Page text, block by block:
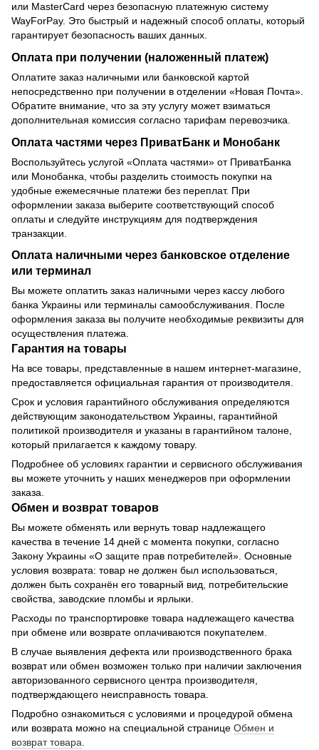
или MasterCard через безопасную платежную систему
WayForPay. Это быстрый и надежный способ оплаты, который
гарантирует безопасность ваших данных.
Оплата при получении (наложенный платеж)
Оплатите заказ наличными или банковской картой
непосредственно при получении в отделении «Новая Почта».
Обратите внимание, что за эту услугу может взиматься
дополнительная комиссия согласно тарифам перевозчика.
Оплата частями через ПриватБанк и Монобанк
Воспользуйтесь услугой «Оплата частями» от ПриватБанка
или Монобанка, чтобы разделить стоимость покупки на
удобные ежемесячные платежи без переплат. При
оформлении заказа выберите соответствующий способ
оплаты и следуйте инструкциям для подтверждения
транзакции.
Оплата наличными через банковское отделение
или терминал
Вы можете оплатить заказ наличными через кассу любого
банка Украины или терминалы самообслуживания. После
оформления заказа вы получите необходимые реквизиты для
осуществления платежа.
Гарантия на товары
На все товары, представленные в нашем интернет-магазине,
предоставляется официальная гарантия от производителя.
Срок и условия гарантийного обслуживания определяются
действующим законодательством Украины, гарантийной
политикой производителя и указаны в гарантийном талоне,
который прилагается к каждому товару.
Подробнее об условиях гарантии и сервисного обслуживания
вы можете уточнить у наших менеджеров при оформлении
заказа.
Обмен и возврат товаров
Вы можете обменять или вернуть товар надлежащего
качества в течение 14 дней с момента покупки, согласно
Закону Украины «О защите прав потребителей». Основные
условия возврата: товар не должен был использоваться,
должен быть сохранён его товарный вид, потребительские
свойства, заводские пломбы и ярлыки.
Расходы по транспортировке товара надлежащего качества
при обмене или возврате оплачиваются покупателем.
В случае выявления дефекта или производственного брака
возврат или обмен возможен только при наличии заключения
авторизованного сервисного центра производителя,
подтверждающего неисправность товара.
Подробно ознакомиться с условиями и процедурой обмена
или возврата можно на специальной странице Обмен и
возврат товара.